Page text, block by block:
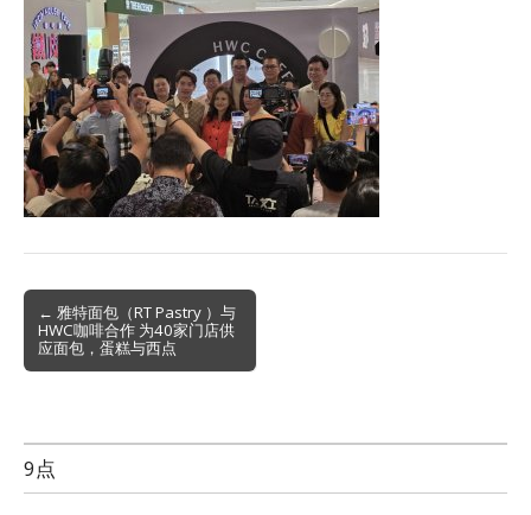
Post
navigation
← 雅特面包（RT Pastry ）与
HWC咖啡合作 为40家门店供
应面包，蛋糕与西点
9点